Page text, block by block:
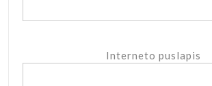
Interneto puslapis